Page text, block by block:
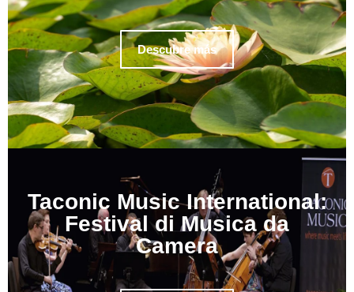
Descubre más
Taconic Music International:
Festival di Musica da
Camera